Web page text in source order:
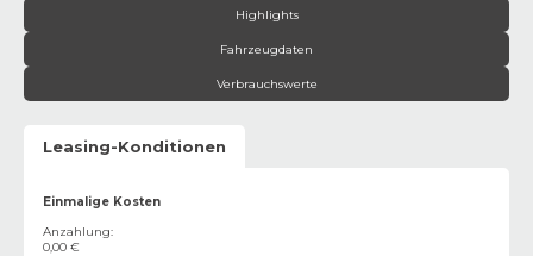
Highlights
Fahrzeugdaten
Verbrauchswerte
Leasing-Konditionen
Einmalige Kosten
Anzahlung:
0,00 €